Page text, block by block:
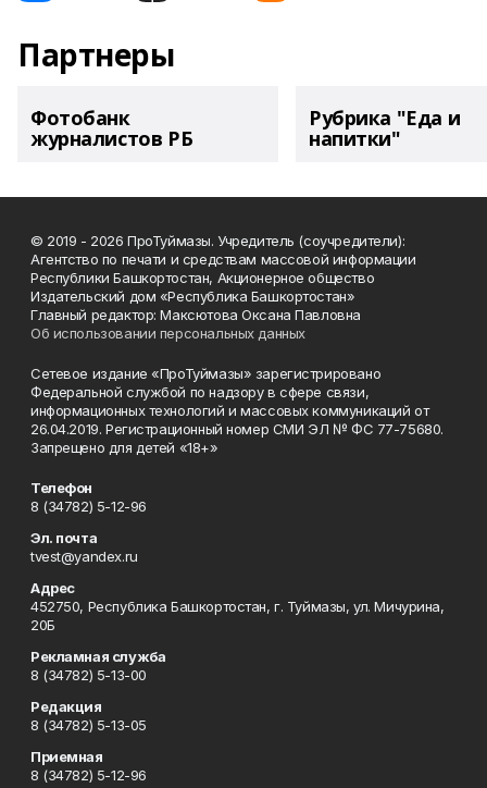
Партнеры
Фотобанк
журналистов РБ
Рубрика "Еда и
напитки"
© 2019 - 2026 ПроТуймазы. Учредитель (соучредители):
Агентство по печати и средствам массовой информации
Республики Башкортостан, Акционерное общество
Издательский дом «Республика Башкортостан»
Главный редактор: Максютова Оксана Павловна
Об использовании персональных данных
Сетевое издание «ПроТуймазы» зарегистрировано
Федеральной службой по надзору в сфере связи,
информационных технологий и массовых коммуникаций от
26.04.2019. Регистрационный номер СМИ ЭЛ № ФС 77-75680.
Запрещено для детей «18+»
Телефон
8 (34782) 5-12-96
Эл. почта
tvest@yandex.ru
Адрес
452750, Республика Башкортостан, г. Туймазы, ул. Мичурина,
20Б
Рекламная служба
8 (34782) 5-13-00
Редакция
8 (34782) 5-13-05
Приемная
8 (34782) 5-12-96